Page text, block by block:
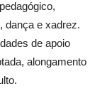
dança e xadrez.
de apoio
alongamento